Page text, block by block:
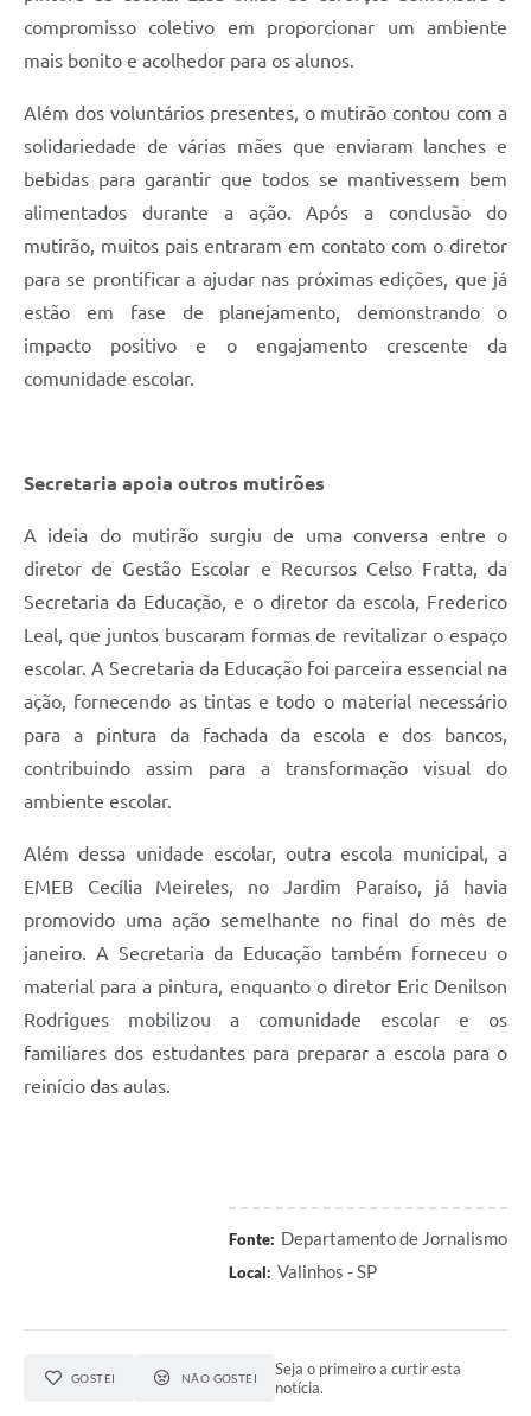
compromisso coletivo em proporcionar um ambiente
mais bonito e acolhedor para os alunos.
Além dos voluntários presentes, o mutirão contou com a
solidariedade de várias mães que enviaram lanches e
bebidas para garantir que todos se mantivessem bem
alimentados durante a ação. Após a conclusão do
mutirão, muitos pais entraram em contato com o diretor
para se prontificar a ajudar nas próximas edições, que já
estão em fase de planejamento, demonstrando o
impacto positivo e o engajamento crescente da
comunidade escolar.
Secretaria apoia outros mutirões
A ideia do mutirão surgiu de uma conversa entre o
diretor de Gestão Escolar e Recursos Celso Fratta, da
Secretaria da Educação, e o diretor da escola, Frederico
Leal, que juntos buscaram formas de revitalizar o espaço
escolar. A Secretaria da Educação foi parceira essencial na
ação, fornecendo as tintas e todo o material necessário
para a pintura da fachada da escola e dos bancos,
contribuindo assim para a transformação visual do
ambiente escolar.
Além dessa unidade escolar, outra escola municipal, a
EMEB Cecília Meireles, no Jardim Paraíso, já havia
promovido uma ação semelhante no final do mês de
janeiro. A Secretaria da Educação também forneceu o
material para a pintura, enquanto o diretor Eric Denilson
Rodrigues mobilizou a comunidade escolar e os
familiares dos estudantes para preparar a escola para o
reinício das aulas.
Fonte: Departamento de Jornalismo
Local: Valinhos - SP
GOSTEI NÃO GOSTEI
Seja o primeiro a curtir esta
notícia.